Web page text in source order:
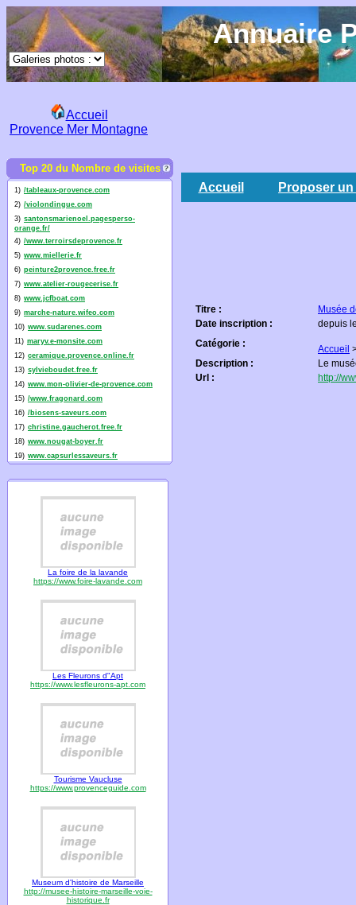
Annuaire
Accueil
Provence Mer Montagne
Top 20 du Nombre de visites
1) /tableaux-provence.com
2) /violondingue.com
3) santonsmarienoel.pagesperso-
orange.fr/
4) /www.terroirsdeprovence.fr
5) www.miellerie.fr
6) peinture2provence.free.fr
7) www.atelier-rougecerise.fr
8) www.jcfboat.com
9) marche-nature.wifeo.com
10) www.sudarenes.com
11) maryv.e-monsite.com
12) ceramique.provence.online.fr
13) sylvieboudet.free.fr
14) www.mon-olivier-de-provence.com
15) /www.fragonard.com
16) /biosens-saveurs.com
17) christine.gaucherot.free.fr
18) www.nougat-boyer.fr
19) www.capsurlessaveurs.fr
La foire de la lavande
https://www.foire-lavande.com
Les Fleurons d"Apt
https://www.lesfleurons-apt.com
Tourisme Vaucluse
https://www.provenceguide.com
Museum d'histoire de Marseille
http://musee-histoire-marseille-voie-
historique.fr
Accueil Proposer
Titre :
Musée
Date inscription :
depuis
Catégorie :
Accueil
Description :
Le
Url :
http://